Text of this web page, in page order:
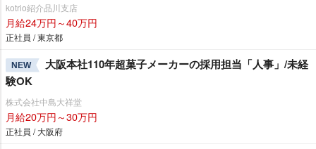
kotrio紹介品川支店
月給24万円～40万円
正社員 / 東京都
NEW
大阪本社110年超菓子メーカーの採用担当「人事」/未経
験OK
株式会社中島大祥堂
月給20万円～30万円
正社員 / 大阪府